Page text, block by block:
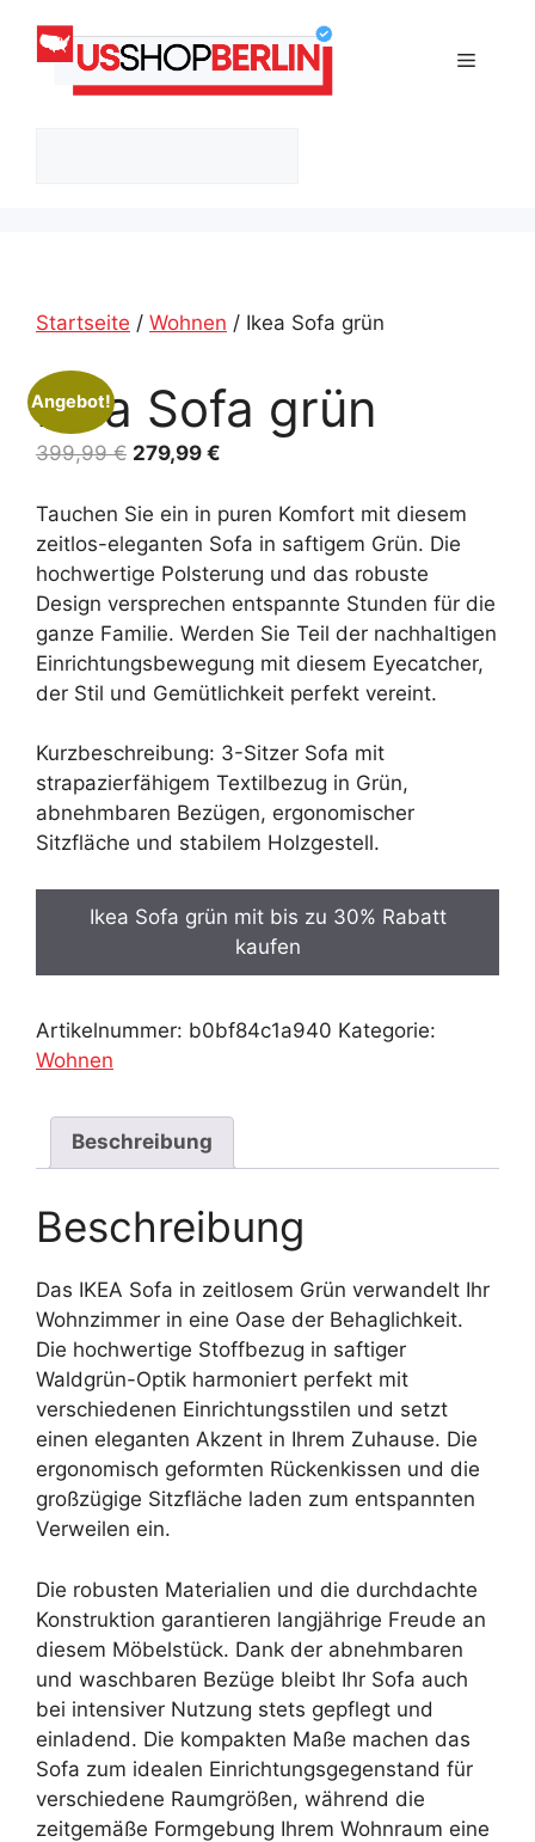
Inhalt
springen
Menü
Startseite / Wohnen / Ikea Sofa grün
Angebot!
Ikea Sofa grün
399,99€ Ursprünglicher
war:
399,99 €
279,99 €
ist:
279,99 €.
Tauchen Sie ein in puren Komfort mit diesem
zeitlos-eleganten Sofa in saftigem Grün. Die
hochwertige Polsterung und das robuste
Design versprechen entspannte Stunden für die
ganze Familie. Werden Sie Teil der nachhaltigen
Einrichtungsbewegung mit diesem Eyecatcher,
der Stil und Gemütlichkeit perfekt vereint.
Kurzbeschreibung: 3-Sitzer Sofa mit
strapazierfähigem Textilbezug in Grün,
abnehmbaren Bezügen, ergonomischer
Sitzfläche und stabilem Holzgestell.
Ikea Sofa grün mit bis zu 30% Rabatt
kaufen
Artikelnummer: b0bf84c1a940 Kategorie:
Wohnen
Beschreibung
Beschreibung
Das IKEA Sofa in zeitlosem Grün verwandelt Ihr
Wohnzimmer in eine Oase der Behaglichkeit.
Die hochwertige Stoffbezug in saftiger
Waldgrün-Optik harmoniert perfekt mit
verschiedenen Einrichtungsstilen und setzt
einen eleganten Akzent in Ihrem Zuhause. Die
ergonomisch geformten Rückenkissen und die
großzügige Sitzfläche laden zum entspannten
Verweilen ein.
Die robusten Materialien und die durchdachte
Konstruktion garantieren langjährige Freude an
diesem Möbelstück. Dank der abnehmbaren
und waschbaren Bezüge bleibt Ihr Sofa auch
bei intensiver Nutzung stets gepflegt und
einladend. Die kompakten Maße machen das
Sofa zum idealen Einrichtungsgegenstand für
verschiedene Raumgrößen, während die
zeitgemäße Formgebung Ihrem Wohnraum eine